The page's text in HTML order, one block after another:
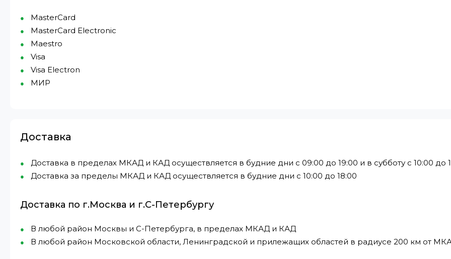
MasterCard
MasterCard Electronic
Maestro
Visa
Visa Electron
МИР⁠
Доставка
Доставка в пределах МКАД и КАД осуществляется в будние дни с 09:00 до 19:00 и в субботу с 10:00 до
Доставка за пределы МКАД и КАД осуществляется в будние дни с 10:00 до 18:00
Доставка по г.Москва и г.С-Петербургу
В любой район Москвы и С-Петербурга, в пределах МКАД и КАД
В любой район Московской области, Ленинградской и прилежащих областей в радиусе 200 км от